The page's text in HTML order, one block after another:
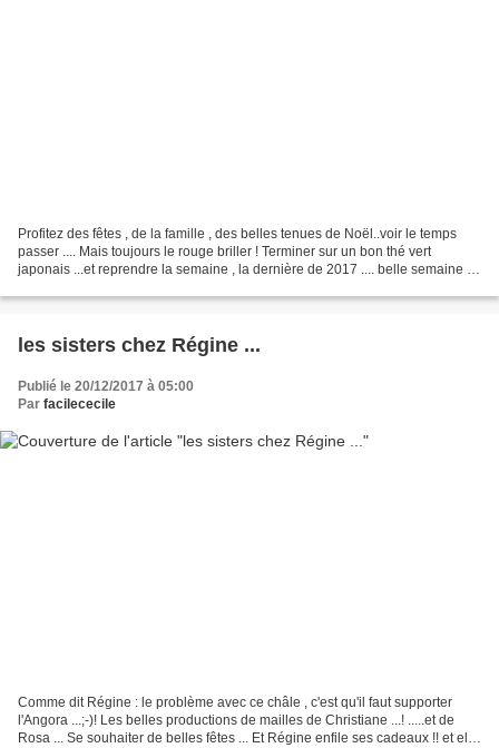
Profitez des fêtes , de la famille , des belles tenues de Noël..voir le temps
passer .... Mais toujours le rouge briller ! Terminer sur un bon thé vert
japonais ...et reprendre la semaine , la dernière de 2017 .... belle semaine à
les sisters chez Régine ...
Publié le 20/12/2017 à 05:00
Par facilececile
Comme dit Régine : le problème avec ce châle , c'est qu'il faut supporter
l'Angora ...;-)! Les belles productions de mailles de Christiane ...! .....et de
Rosa ... Se souhaiter de belles fêtes ... Et Régine enfile ses cadeaux !! et elle